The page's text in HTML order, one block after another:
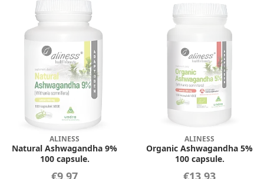
ALINESS
Natural Ashwagandha 9%
100 capsule.
€9,97
ALINESS
Organic Ashwagandha 5%
100 capsule.
€13,93